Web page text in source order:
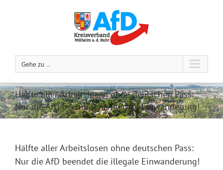
Gehe zu ...
Hälfte aller Arbeitslosen ohne deutschen Pass:
Nur die AfD beendet die illegale Einwanderung!
Hälfte aller Arbeitslosen ohne deutschen Pass:
Nur die AfD beendet die illegale Einwanderung!